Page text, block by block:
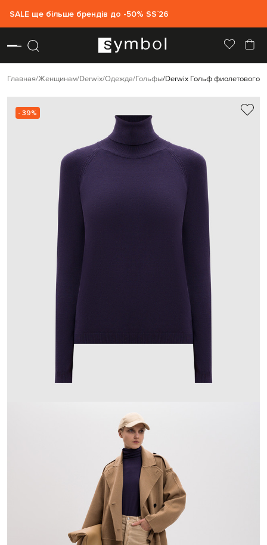
SALE ще більше брендів до -50% SS`26
Главная Женщинам Derwix Одежда Гольфы Derwix Гольф фиолетового
- 39%